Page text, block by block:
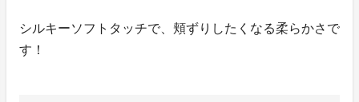
シルキーソフトタッチで、頬ずりしたくなる柔らかさで
す！